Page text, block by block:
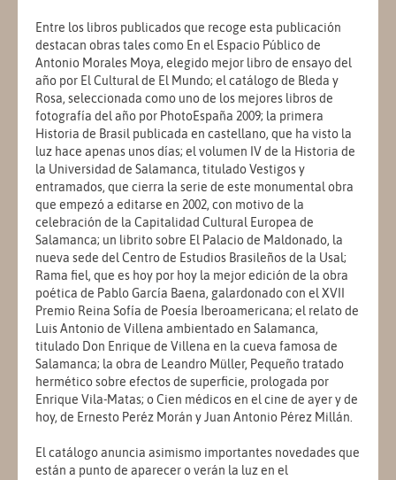
Entre los libros publicados que recoge esta publicación
destacan obras tales como En el Espacio Público de
Antonio Morales Moya, elegido mejor libro de ensayo del
año por El Cultural de El Mundo; el catálogo de Bleda y
Rosa, seleccionada como uno de los mejores libros de
fotografía del año por PhotoEspaña 2009; la primera
Historia de Brasil publicada en castellano, que ha visto la
luz hace apenas unos días; el volumen IV de la Historia de
la Universidad de Salamanca, titulado Vestigos y
entramados, que cierra la serie de este monumental obra
que empezó a editarse en 2002, con motivo de la
celebración de la Capitalidad Cultural Europea de
Salamanca; un librito sobre El Palacio de Maldonado, la
nueva sede del Centro de Estudios Brasileños de la Usal;
Rama fiel, que es hoy por hoy la mejor edición de la obra
poética de Pablo García Baena, galardonado con el XVII
Premio Reina Sofía de Poesía Iberoamericana; el relato de
Luis Antonio de Villena ambientado en Salamanca,
titulado Don Enrique de Villena en la cueva famosa de
Salamanca; la obra de Leandro Müller, Pequeño tratado
hermético sobre efectos de superficie, prologada por
Enrique Vila-Matas; o Cien médicos en el cine de ayer y de
hoy, de Ernesto Peréz Morán y Juan Antonio Pérez Millán.
El catálogo anuncia asimismo importantes novedades que
están a punto de aparecer o verán la luz en el